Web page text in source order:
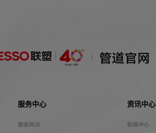
管道官网
服务中心
服务网点
资讯中心
新闻中心